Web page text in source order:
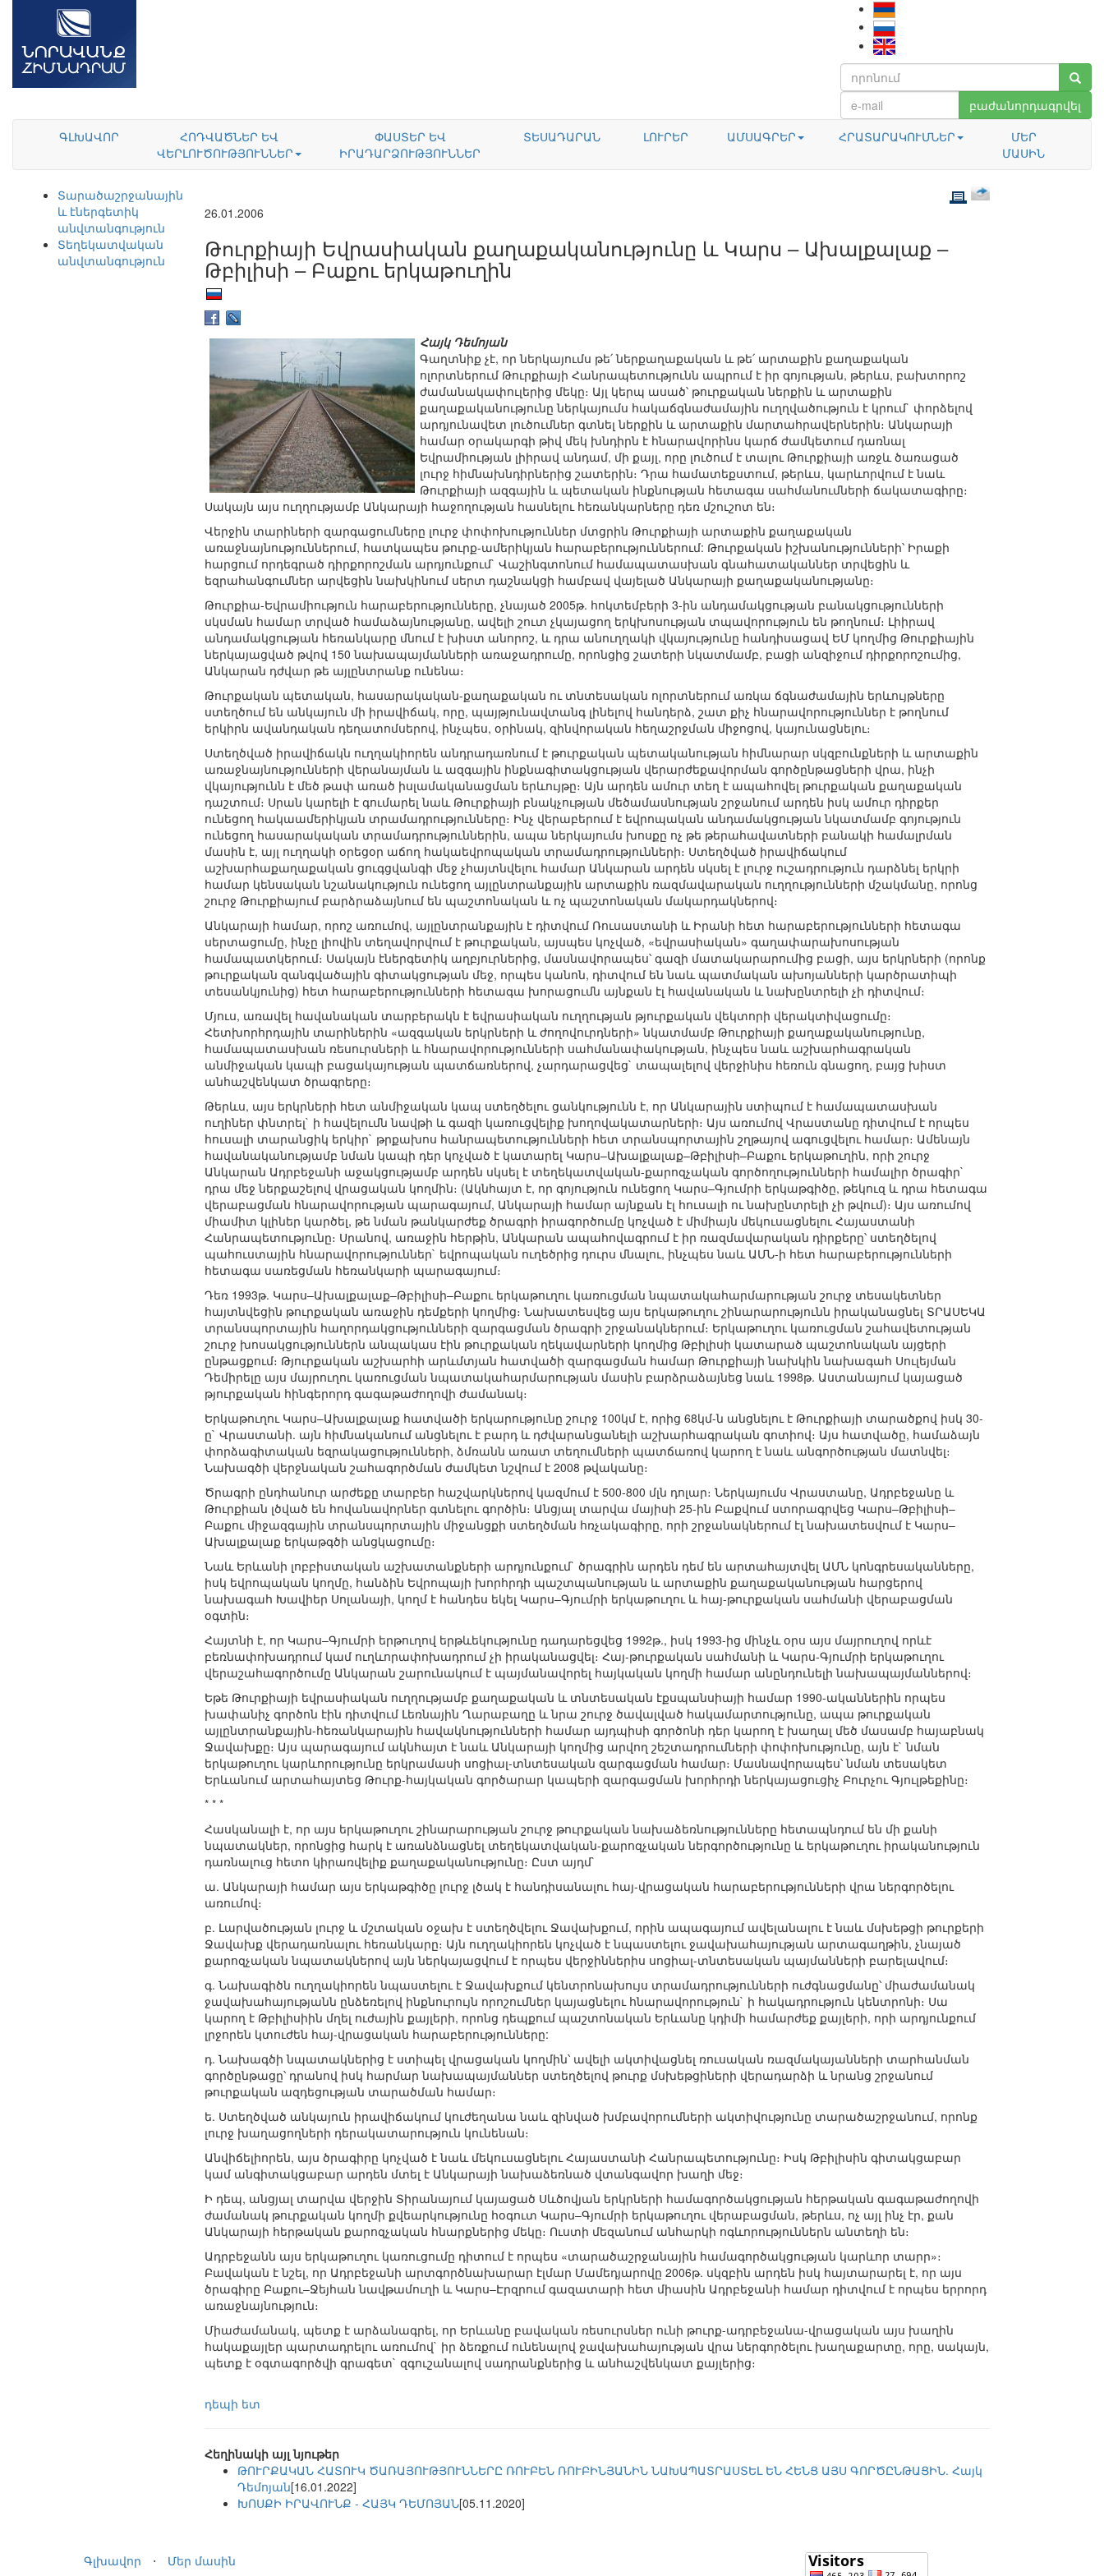
բաժանորդագրվել
ԳԼԽԱՎՈՐ
ՀՈԴՎԱԾՆԵՐ ԵՎ
ՎԵՐԼՈՒԾՈՒԹՅՈՒՆՆԵՐ
ՓԱՍՏԵՐ ԵՎ
ԻՐԱԴԱՐՁՈՒԹՅՈՒՆՆԵՐ
ՏԵՍԱԴԱՐԱՆ ԼՈՒՐԵՐ ԱՄՍԱԳՐԵՐ ՀՐԱՏԱՐԱԿՈՒՄՆԵՐ
ՄԵՐ
ՄԱՍԻՆ
Տարածաշրջանային
և էներգետիկ
անվտանգություն
Տեղեկատվական
անվտանգություն
26.01.2006
Թուրքիայի Եվրասիական քաղաքականությունը և Կարս – Ախալքալաք –
Թբիլիսի – Բաքու երկաթուղին
Հայկ Դեմոյան
Գաղտնիք չէ, որ ներկայումս թե՛ ներքաղաքական և թե՛ արտաքին քաղաքական
ոլորտներում Թուրքիայի Հանրապետությունն ապրում է իր գոյության, թերևս, բախտորոշ
ժամանակափուլերից մեկը։ Այլ կերպ ասած՝ թուրքական ներքին և արտաքին
քաղաքականությունը ներկայումս հակաճգնաժամային ուղղվածություն է կրում` փորձելով
արդյունավետ լուծումներ գտնել ներքին և արտաքին մարտահրավերներին։ Անկարայի
համար օրակարգի թիվ մեկ խնդիրն է հնարավորինս կարճ ժամկետում դառնալ
Եվրամիության լիիրավ անդամ, մի քայլ, որը լուծում է տալու Թուրքիայի առջև ծառացած
լուրջ հիմնախնդիրներից շատերին։ Դրա համատեքստում, թերևս, կարևորվում է նաև
Թուրքիայի ազգային և պետական ինքնության հետագա սահմանումների ճակատագիրը։
Սակայն այս ուղղությամբ Անկարայի հաջողության հասնելու հեռանկարները դեռ մշուշոտ են։
Վերջին տարիների զարգացումները լուրջ փոփոխություններ մտցրին Թուրքիայի արտաքին քաղաքական
առաջնայնություններում, հատկապես թուրք-ամերիկյան հարաբերություններում: Թուրքական իշխանությունների՝ Իրաքի
հարցում որդեգրած դիրքորոշման արդյունքում` Վաշինգտոնում համապատասխան գնահատականներ տրվեցին և
եզրահանգումներ արվեցին նախկինում սերտ դաշնակցի համբավ վայելած Անկարայի քաղաքականությանը։
Թուրքիա-Եվրամիություն հարաբերությունները, չնայած 2005թ. հոկտեմբերի 3-ին անդամակցության բանակցությունների
սկսման համար տրված համաձայնությանը, ավելի շուտ չկայացող երկխոսության տպավորություն են թողնում։ Լիիրավ
անդամակցության հեռանկարը մնում է խիստ անորոշ, և դրա անուղղակի վկայությունը հանդիսացավ ԵՄ կողմից Թուրքիային
ներկայացված թվով 150 նախապայմանների առաջադրումը, որոնցից շատերի նկատմամբ, բացի անզիջում դիրքորոշումից,
Անկարան դժվար թե այլընտրանք ունենա։
Թուրքական պետական, հասարակական-քաղաքական ու տնտեսական ոլորտներում առկա ճգնաժամային երևույթները
ստեղծում են անկայուն մի իրավիճակ, որը, պայթյունավտանգ լինելով հանդերձ, շատ քիչ հնարավորություններ է թողնում
երկիրն ավանդական դեղատոմսերով, ինչպես, օրինակ, զինվորական հեղաշրջման միջոցով, կայունացնելու։
Ստեղծված իրավիճակն ուղղակիորեն անդրադառնում է թուրքական պետականության հիմնարար սկզբունքների և արտաքին
առաջնայնությունների վերանայման և ազգային ինքնագիտակցության վերարժեքավորման գործընթացների վրա, ինչի
վկայությունն է մեծ թափ առած իսլամականացման երևույթը։ Այն արդեն ամուր տեղ է ապահովել թուրքական քաղաքական
դաշտում։ Սրան կարելի է գումարել նաև Թուրքիայի բնակչության մեծամասնության շրջանում արդեն իսկ ամուր դիրքեր
ունեցող հակաամերիկյան տրամադրությունները։ Ինչ վերաբերում է եվրոպական անդամակցության նկատմամբ գոյություն
ունեցող հասարակական տրամադրություններին, ապա ներկայումս խոսքը ոչ թե թերահավատների բանակի համալրման
մասին է, այլ ուղղակի օրեցօր աճող հակաեվրոպական տրամադրությունների։ Ստեղծված իրավիճակում
աշխարհաքաղաքական ցուգցվանգի մեջ չհայտնվելու համար Անկարան արդեն սկսել է լուրջ ուշադրություն դարձնել երկրի
համար կենսական նշանակություն ունեցող այլընտրանքային արտաքին ռազմավարական ուղղությունների մշակմանը, որոնց
շուրջ Թուրքիայում բարձրաձայնում են պաշտոնական և ոչ պաշտոնական մակարդակներով։
Անկարայի համար, որոշ առումով, այլընտրանքային է դիտվում Ռուսաստանի և Իրանի հետ հարաբերությունների հետագա
սերտացումը, ինչը լիովին տեղավորվում է թուրքական, այսպես կոչված, «եվրասիական» գաղափարախոսության
համապատկերում։ Սակայն էներգետիկ աղբյուրներից, մասնավորապես՝ գազի մատակարարումից բացի, այս երկրների (որոնք
թուրքական զանգվածային գիտակցության մեջ, որպես կանոն, դիտվում են նաև պատմական ախոյանների կարծրատիպի
տեսանկյունից) հետ հարաբերությունների հետագա խորացումն այնքան էլ հավանական և նախընտրելի չի դիտվում։
Մյուս, առավել հավանական տարբերակն է եվրասիական ուղղության թյուրքական վեկտորի վերակտիվացումը։
Հետխորհրդային տարիներին «ազգական երկրների և ժողովուրդների» նկատմամբ Թուրքիայի քաղաքականությունը,
համապատասխան ռեսուրսների և հնարավորությունների սահմանափակության, ինչպես նաև աշխարհագրական
անմիջական կապի բացակայության պատճառներով, չարդարացվեց` տապալելով վերջինիս հեռուն գնացող, բայց խիստ
անհաշվենկատ ծրագրերը։
Թերևս, այս երկրների հետ անմիջական կապ ստեղծելու ցանկությունն է, որ Անկարային ստիպում է համապատասխան
ուղիներ փնտրել` ի հավելումն նավթի և գազի կառուցվելիք խողովակատարների։ Այս առումով Վրաստանը դիտվում է որպես
հուսալի տարանցիկ երկիր` թրքախոս հանրապետությունների հետ տրանսպորտային շղթայով ագուցվելու համար։ Ամենայն
հավանականությամբ նման կապի դեր կոչված է կատարել Կարս–Ախալքալաք–Թբիլիսի–Բաքու երկաթուղին, որի շուրջ
Անկարան Ադրբեջանի աջակցությամբ արդեն սկսել է տեղեկատվական-քարոզչական գործողությունների համալիր ծրագիր`
դրա մեջ ներքաշելով վրացական կողմին։ (Ակնհայտ է, որ գոյություն ունեցող Կարս–Գյումրի երկաթգիծը, թեկուզ և դրա հետագա
վերաբացման հնարավորության պարագայում, Անկարայի համար այնքան էլ հուսալի ու նախընտրելի չի թվում)։ Այս առումով
միամիտ կլիներ կարծել, թե նման թանկարժեք ծրագրի իրագործումը կոչված է միմիայն մեկուսացնելու Հայաստանի
Հանրապետությունը։ Սրանով, առաջին հերթին, Անկարան ապահովագրում է իր ռազմավարական դիրքերը՝ ստեղծելով
պահուստային հնարավորություններ` եվրոպական ուղեծրից դուրս մնալու, ինչպես նաև ԱՄՆ-ի հետ հարաբերությունների
հետագա սառեցման հեռանկարի պարագայում։
Դեռ 1993թ. Կարս–Ախալքալաք–Թբիլիսի–Բաքու երկաթուղու կառուցման նպատակահարմարության շուրջ տեսակետներ
հայտնվեցին թուրքական առաջին դեմքերի կողմից։ Նախատեսվեց այս երկաթուղու շինարարությունն իրականացնել ՏՐԱՍԵԿԱ
տրանսպորտային հաղորդակցությունների զարգացման ծրագրի շրջանակներում։ Երկաթուղու կառուցման շահավետության
շուրջ խոսակցություններն անպակաս էին թուրքական ղեկավարների կողմից Թբիլիսի կատարած պաշտոնական այցերի
ընթացքում։ Թյուրքական աշխարհի արևմտյան հատվածի զարգացման համար Թուրքիայի նախկին նախագահ Սուլեյման
Դեմիրելը այս մայրուղու կառուցման նպատակահարմարության մասին բարձրաձայնեց նաև 1998թ. Աստանայում կայացած
թյուրքական հինգերորդ գագաթաժողովի ժամանակ։
Երկաթուղու Կարս–Ախալքալաք հատվածի երկարությունը շուրջ 100կմ է, որից 68կմ-ն անցնելու է Թուրքիայի տարածքով իսկ 30-
ը` Վրաստանի. այն հիմնականում անցնելու է բարդ և դժվարանցանելի աշխարհագրական գոտիով։ Այս հատվածը, համաձայն
փորձագիտական եզրակացությունների, ձմռանն առատ տեղումների պատճառով կարող է նաև անգործության մատնվել։
Նախագծի վերջնական շահագործման ժամկետ նշվում է 2008 թվականը։
Ծրագրի ընդհանուր արժեքը տարբեր հաշվարկներով կազմում է 500-800 մլն դոլար։ Ներկայումս Վրաստանը, Ադրբեջանը և
Թուրքիան լծված են հովանավորներ գտնելու գործին։ Անցյալ տարվա մայիսի 25-ին Բաքվում ստորագրվեց Կարս–Թբիլիսի–
Բաքու միջազգային տրանսպորտային միջանցքի ստեղծման հռչակագիրը, որի շրջանակներում էլ նախատեսվում է Կարս–
Ախալքալաք երկաթգծի անցկացումը։
Նաև Երևանի լոբբիստական աշխատանքների արդյունքում` ծրագրին արդեն դեմ են արտահայտվել ԱՄՆ կոնգրեսականները,
իսկ եվրոպական կողմը, հանձին Եվրոպայի խորհրդի պաշտպանության և արտաքին քաղաքականության հարցերով
նախագահ Խավիեր Սոլանայի, կողմ է հանդես եկել Կարս–Գյումրի երկաթուղու և հայ-թուրքական սահմանի վերաբացման
օգտին։
Հայտնի է, որ Կարս–Գյումրի երթուղով երթևեկությունը դադարեցվեց 1992թ., իսկ 1993-ից մինչև օրս այս մայրուղով որևէ
բեռնափոխադրում կամ ուղևորափոխադրում չի իրականացվել։ Հայ-թուրքական սահմանի և Կարս-Գյումրի երկաթուղու
վերաշահագործումը Անկարան շարունակում է պայմանավորել հայկական կողմի համար անընդունելի նախապայմաններով։
Եթե Թուրքիայի եվրասիական ուղղությամբ քաղաքական և տնտեսական էքսպանսիայի համար 1990-ականներին որպես
խափանիչ գործոն էին դիտվում Լեռնային Ղարաբաղը և նրա շուրջ ծավալված հակամարտությունը, ապա թուրքական
այլընտրանքային-հեռանկարային հավակնությունների համար այդպիսի գործոնի դեր կարող է խաղալ մեծ մասամբ հայաբնակ
Ջավախքը։ Այս պարագայում ակնհայտ է նաև Անկարայի կողմից արվող շեշտադրումների փոփոխությունը, այն է` նման
երկաթուղու կարևորությունը երկրամասի սոցիալ-տնտեսական զարգացման համար։ Մասնավորապես՝ նման տեսակետ
Երևանում արտահայտեց Թուրք-հայկական գործարար կապերի զարգացման խորհրդի ներկայացուցիչ Բուրչու Գյուլթեքինը։
* * *
Հասկանալի է, որ այս երկաթուղու շինարարության շուրջ թուրքական նախաձեռնությունները հետապնդում են մի քանի
նպատակներ, որոնցից հարկ է առանձնացնել տեղեկատվական-քարոզչական ներգործությունը և երկաթուղու իրականություն
դառնալուց հետո կիրառվելիք քաղաքականությունը։ Ըստ այդմ`
ա. Անկարայի համար այս երկաթգիծը լուրջ լծակ է հանդիսանալու հայ-վրացական հարաբերությունների վրա ներգործելու
առումով։
բ. Լարվածության լուրջ և մշտական օջախ է ստեղծվելու Ջավախքում, որին ապագայում ավելանալու է նաև մսխեթցի թուրքերի
Ջավախք վերադառնալու հեռանկարը։ Այն ուղղակիորեն կոչված է նպաստելու ջավախահայության արտագաղթին, չնայած
քարոզչական նպատակներով այն ներկայացվում է որպես վերջիններիս սոցիալ-տնտեսական պայմանների բարելավում։
գ. Նախագիծն ուղղակիորեն նպաստելու է Ջավախքում կենտրոնախույս տրամադրությունների ուժգնացմանը՝ միաժամանակ
ջավախահայությանն ընձեռելով ինքնուրույն որոշումներ կայացնելու հնարավորություն` ի հակադրություն կենտրոնի։ Սա
կարող է Թբիլիսիին մղել ուժային քայլերի, որոնց դեպքում պաշտոնական Երևանը կդիմի համարժեք քայլերի, որի արդյունքում
լրջորեն կտուժեն հայ-վրացական հարաբերությունները:
դ. Նախագծի նպատակներից է ստիպել վրացական կողմին՝ ավելի ակտիվացնել ռուսական ռազմակայանների տարհանման
գործընթացը՝ դրանով իսկ հարմար նախապայմաններ ստեղծելով թուրք մսխեթցիների վերադարձի և նրանց շրջանում
թուրքական ազդեցության տարածման համար։
ե. Ստեղծված անկայուն իրավիճակում կուժեղանա նաև զինված խմբավորումների ակտիվությունը տարածաշրջանում, որոնք
լուրջ խաղացողների դերակատարություն կունենան։
Անվիճելիորեն, այս ծրագիրը կոչված է նաև մեկուսացնելու Հայաստանի Հանրապետությունը։ Իսկ Թբիլիսին գիտակցաբար
կամ անգիտակցաբար արդեն մտել է Անկարայի նախաձեռնած վտանգավոր խաղի մեջ։
Ի դեպ, անցյալ տարվա վերջին Տիրանայում կայացած Սևծովյան երկրների համագործակցության հերթական գագաթաժողովի
ժամանակ թուրքական կողմի քվեարկությունը հօգուտ Կարս–Գյումրի երկաթուղու վերաբացման, թերևս, ոչ այլ ինչ էր, քան
Անկարայի հերթական քարոզչական հնարքներից մեկը։ Ուստի մեզանում անհարկի ոգևորություններն անտեղի են։
Ադրբեջանն այս երկաթուղու կառուցումը դիտում է որպես «տարածաշրջանային համագործակցության կարևոր տարր»։
Բավական է նշել, որ Ադրբեջանի արտգործնախարար էլմար Մամեդյարովը 2006թ. սկզբին արդեն իսկ հայտարարել է, որ այս
ծրագիրը Բաքու–Ջեյհան նավթամուղի և Կարս–Էրզրում գազատարի հետ միասին Ադրբեջանի համար դիտվում է որպես երրորդ
առաջնայնություն։
Միաժամանակ, պետք է արձանագրել, որ Երևանը բավական ռեսուրսներ ունի թուրք-ադրբեջանա-վրացական այս խաղին
հակաքայլեր պարտադրելու առումով` իր ձեռքում ունենալով ջավախահայության վրա ներգործելու խաղաքարտը, որը, սակայն,
պետք է օգտագործվի գրագետ` զգուշանալով սադրանքներից և անհաշվենկատ քայլերից։
դեպի ետ
Հեղինակի այլ նյութեր
ԹՈՒՐՔԱԿԱՆ ՀԱՏՈՒԿ ԾԱՌԱՅՈՒԹՅՈՒՆՆԵՐԸ ՌՈՒԲԵՆ ՌՈՒԲԻՆՅԱՆԻՆ ՆԱԽԱՊԱՏՐԱՍՏԵԼ ԵՆ ՀԵՆՑ ԱՅՍ ԳՈՐԾԸՆԹԱՑԻՆ. Հայկ
Դեմոյան[16.01.2022]
ԽՈՍՔԻ ԻՐԱՎՈՒՆՔ - ՀԱՅԿ ԴԵՄՈՅԱՆ[05.11.2020]
Գլխավոր ⋅ Մեր մասին